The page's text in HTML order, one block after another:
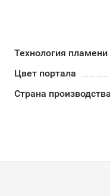
Технология пламени
Цвет портала
Страна производства